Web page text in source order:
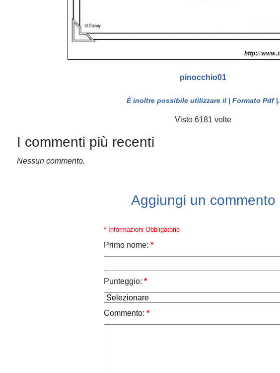
pinocchio01
È inoltre possibile utilizzare il | Formato Pdf |.
Visto 6181 volte
I commenti più recenti
Nessun commento.
Aggiungi un commento
* Informazioni Obbligatorie
Primo nome: *
Punteggio: *
Commento: *